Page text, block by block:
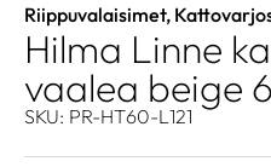
Riippuvalaisimet,
Hilma Linne
vaalea beige
SKU: PR-HT60-L121